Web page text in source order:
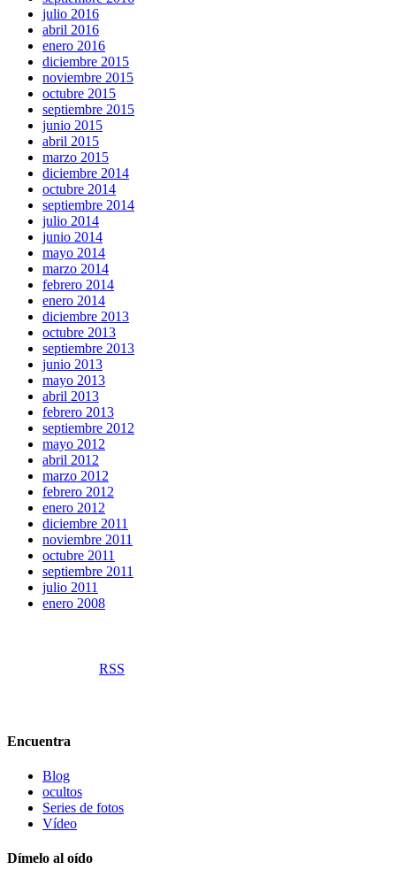
julio 2016
abril 2016
enero 2016
diciembre 2015
noviembre 2015
octubre 2015
septiembre 2015
junio 2015
abril 2015
marzo 2015
diciembre 2014
octubre 2014
septiembre 2014
julio 2014
junio 2014
mayo 2014
marzo 2014
febrero 2014
enero 2014
diciembre 2013
octubre 2013
septiembre 2013
junio 2013
mayo 2013
abril 2013
febrero 2013
septiembre 2012
mayo 2012
abril 2012
marzo 2012
febrero 2012
enero 2012
diciembre 2011
noviembre 2011
octubre 2011
septiembre 2011
julio 2011
enero 2008
RSS
Encuentra
Blog
ocultos
Series de fotos
Vídeo
Dímelo al oído